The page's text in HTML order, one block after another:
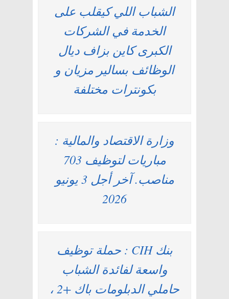
الشباب اللي كيقلب على
الخدمة في الشركات
الكبرى كاين بزاف ديال
الوظائف بسالير مزيان و
بكونترات مختلفة
وزارة الاقتصاد والمالية :
مباريات لتوظيف 703
مناصب. آخر أجل 3 يونيو
2026
بنك CIH : حملة توظيف
واسعة لفائدة الشباب
حاملي الدبلومات باك +2 ،